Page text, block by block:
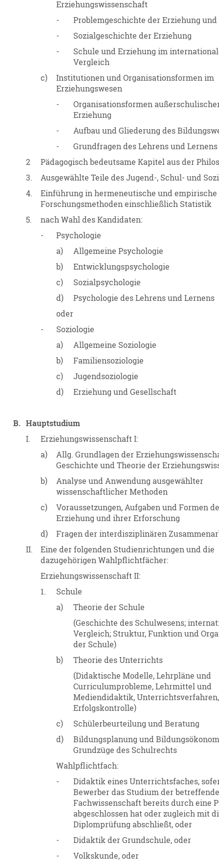
Erziehungswissenschaft
-
Problemgeschichte der Erziehung
-
Sozialgeschichte der Erziehung
-
Schule und Erziehung im
Vergleich
c)
Institutionen und Organisationsformen im
Erziehungswesen
-
Organisationsformen
Erziehung
-
Aufbau und Gliederung des
-
Grundfragen des Lehrens und Lernens
2
Pädagogisch bedeutsame Kapitel aus der
3.
Ausgewählte Teile des Jugend-, Schul- und
4.
Einführung in hermeneutische und empirische
Forschungsmethoden einschließlich Statistik
5.
nach Wahl des Kandidaten:
-
Psychologie
a)
Allgemeine Psychologie
b)
Entwicklungspsychologie
c)
Sozialpsychologie
d)
Psychologie des Lehrens und Lernens
oder
-
Soziologie
a)
Allgemeine Soziologie
b)
Familiensoziologie
c)
Jugendsoziologie
d)
Erziehung und Gesellschaft
B. Hauptstudium
I.
Erziehungswissenschaft I:
a)
Allg. Grundlagen der
Geschichte und Theorie der
b)
Analyse und Anwendung ausgewählter
wissenschaftlicher Methoden
c)
Voraussetzungen, Aufgaben und Formen
Erziehung und ihrer Erforschung
d)
Fragen der interdisziplinären
II.
Eine der folgenden Studienrichtungen und die
dazugehörigen Wahlpflichtfächer:
Erziehungswissenschaft II:
1.
Schule
a)
Theorie der Schule
(Geschichte des Schulwesens;
Vergleich; Struktur, Funktion und
der Schule)
b)
Theorie des Unterrichts
(Didaktische Modelle, Lehrpläne und
Curriculumprobleme, Lehrmittel und
Mediendidaktik, Unterrichtsverfahren,
Erfolgskontrolle)
c)
Schülerbeurteilung und Beratung
d)
Bildungsplanung und
Grundzüge des Schulrechts
Wahlpflichtfach:
-
Didaktik eines Unterrichtsfaches,
Bewerber das Studium der
Fachwissenschaft bereits durch eine
abgeschlossen hat oder zugleich mit
Diplomprüfung abschließt, oder
-
Didaktik der Grundschule, oder
-
Volkskunde, oder